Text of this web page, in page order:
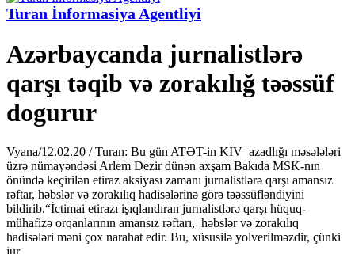
Turan İnformasiya Agentliyi
Azərbaycanda jurnalistlərə
qarşı təqib və zorakılığ təəssüf
dogurur
Vyana/12.02.20 / Turan: Bu gün ATƏT-in KİV azadlığı məsələləri
üzrə nümayəndəsi Arlem Dezir dünən axşam Bakıda MSK-nın
önündə keçirilən etiraz aksiyası zamanı jurnalistlərə qarşı amansız
rəftar, həbslər və zorakılıq hadisələrinə görə təəssüfləndiyini
bildirib.“İctimai etirazı işıqlandıran jurnalistlərə qarşı hüquq-
mühafizə orqanlarının amansız rəftarı, həbslər və zorakılıq
hadisələri məni çox narahat edir. Bu, xüsusilə yolverilməzdir, çünki
jur...